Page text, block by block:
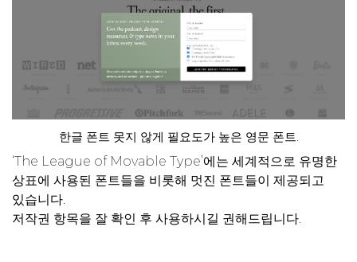
한글 폰트 못지 않게 필요도가 높은 영문 폰트.
‘The League of Movable Type’에는 세계적으로 유명한
상표에 사용된 폰트들을 비롯해 멋진 폰트들이 제공되고
있습니다.
저작권 항목을 잘 확인 후 사용하시길 권해드립니다.